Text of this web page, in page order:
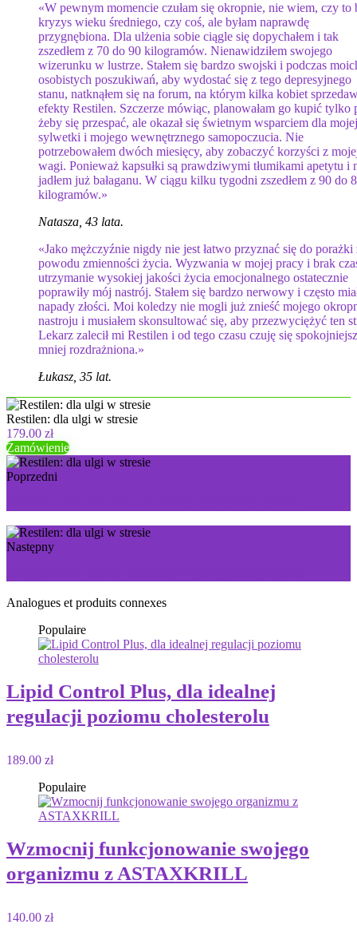
«W pewnym momencie czułam się okropnie, nie wiem, czy to
kryzys wieku średniego, czy coś, ale byłam naprawdę
przygnębiona. Dla ulżenia sobie ciągle się dopychałem i tak
zszedłem z 70 do 90 kilogramów. Nienawidziłem swojego
wizerunku w lustrze. Stałem się bardzo swojski i podczas
osobistych poszukiwań, aby wydostać się z tego depresyjnego
stanu, natknąłem się na forum, na którym kilka kobiet
efekty Restilen. Szczerze mówiąc, planowałam go kupić tylko
żeby się przespać, ale okazał się świetnym wsparciem dla mojej
sylwetki i mojego wewnętrznego samopoczucia. Nie
potrzebowałem dwóch miesięcy, aby zobaczyć korzyści z
wagi. Ponieważ kapsułki są prawdziwymi tłumikami apetytu i
jadłem już bałaganu. W ciągu kilku tygodni zszedłem z 90 do
kilogramów.»
Natasza, 43 lata.
«Jako mężczyźnie nigdy nie jest łatwo przyznać się do porażki
powodu zmienności życia. Wyzwania w mojej pracy i brak
utrzymanie wysokiej jakości życia emocjonalnego ostatecznie
poprawiły mój nastrój. Stałem się bardzo nerwowy i często
napady złości. Moi koledzy nie mogli już znieść mojego
nastroju i musiałem skonsultować się, aby przezwyciężyć ten
Lekarz zalecił mi Restilen i od tego czasu czuję się
mniej rozdrażniona.»
Łukasz, 35 lat.
Restilen: dla ulgi w stresie
179.00 zł
Zamówienie
Poprzedni
Następny
Analogues et produits connexes
Populaire
Lipid Control Plus, dla idealnej
regulacji poziomu cholesterolu
189.00 zł
Populaire
Wzmocnij funkcjonowanie swojego
organizmu z ASTAXKRILL
140.00 zł